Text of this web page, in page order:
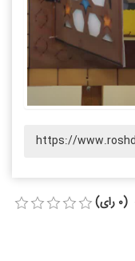
https://